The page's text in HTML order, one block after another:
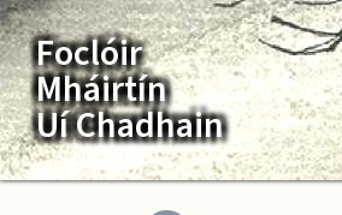
Foclóir
Mháirtín
Uí Chadhain